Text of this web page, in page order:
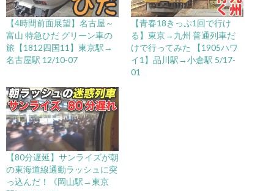
【4時間前面展望】名古屋～
富山 特急ひだ グリーン車の
旅【1812四国11】東京駅→
名古屋駅 12/10-07
【青春18きっぷ1回で行け
る】東京→九州 普通列車だ
けで行ってみた 【1905ハワ
イ1】品川駅→小倉駅 5/17-
01
【80分遅延】サンライズが朝
の東海道線通勤ラッシュに突
っ込んだ！《岡山駅→東京